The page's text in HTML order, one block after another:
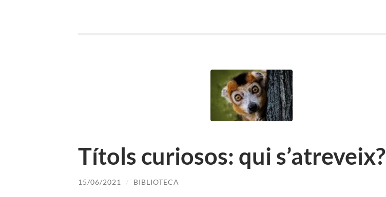
Títols curiosos: qui s’atreveix?
15/06/2021 / BIBLIOTECA